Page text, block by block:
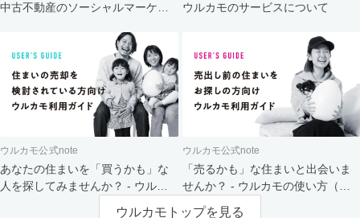
中古不動産のソーシャルマーケッ
ウルカモのサービスについて
ウルカモ公式note
あなたの住まいを「買うかも」な
人を探してみませんか？ - ウルカ
ウルカモ公式note
「売るかも」な住まいと出会いま
せんか？ - ウルカモの使い方（買
主さま向け）
ウルカモトップを見る